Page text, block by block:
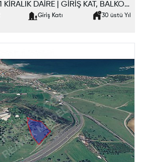
ÇİĞLİ KÖYİÇİNDE 2+1 KİRALIK DAİRE | GİRİŞ KAT, BALKONLU, BOŞ
Giriş Katı 30 üstü Yıl